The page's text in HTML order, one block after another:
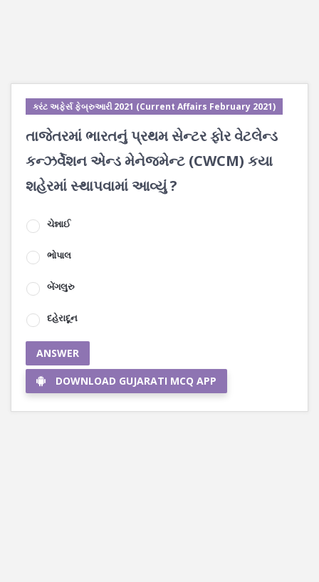
કરંટ અફેર્સ ફેબ્રુઆરી 2021 (Current Affairs February 2021)
તાજેતરમાં ભારતનું પ્રથમ સેન્ટર ફોર વેટલેન્ડ
કન્ઝર્વેશન એન્ડ મેનેજમેન્ટ (CWCM) કયા
શહેરમાં સ્થાપવામાં આવ્યું ?
ચેન્નાઈ
ભોપાલ
બેંગલુરુ
દહેરાદૂન
ANSWER
DOWNLOAD GUJARATI MCQ APP